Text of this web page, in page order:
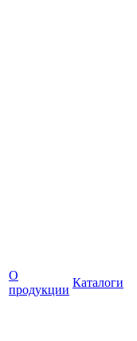
О
продукции
Каталоги